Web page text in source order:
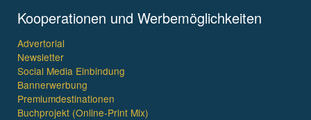
Kooperationen und Werbemöglichkeiten
Advertorial
Newsletter
Social Media Einbindung
Bannerwerbung
Premiumdestinationen
Buchprojekt (Online-Print Mix)